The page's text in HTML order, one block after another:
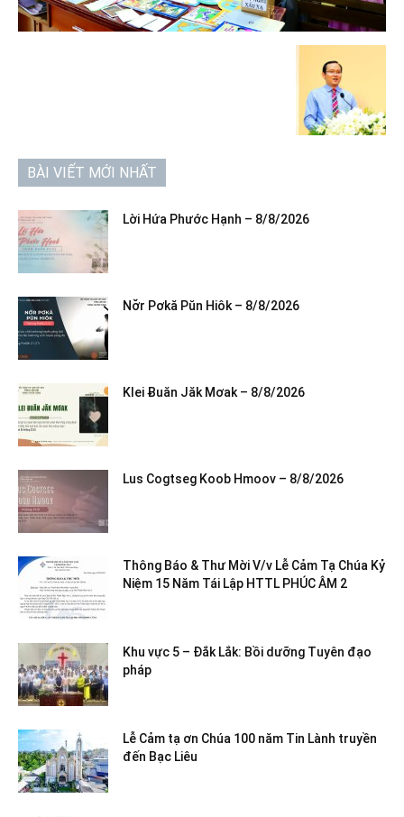
BÀI VIẾT MỚI NHẤT
Lời Hứa Phước Hạnh – 8/8/2026
Nơ̆r Pơkă Pŭn Hiôk – 8/8/2026
Klei Ƀuăn Jăk Mơak – 8/8/2026
Lus Cogtseg Koob Hmoov – 8/8/2026
Thông Báo & Thư Mời V/v Lễ Cảm Tạ Chúa Kỷ
Niệm 15 Năm Tái Lập HTTL PHÚC ÂM 2
Khu vực 5 – Đắk Lắk: Bồi dưỡng Tuyên đạo
pháp
Lễ Cảm tạ ơn Chúa 100 năm Tin Lành truyền
đến Bạc Liêu